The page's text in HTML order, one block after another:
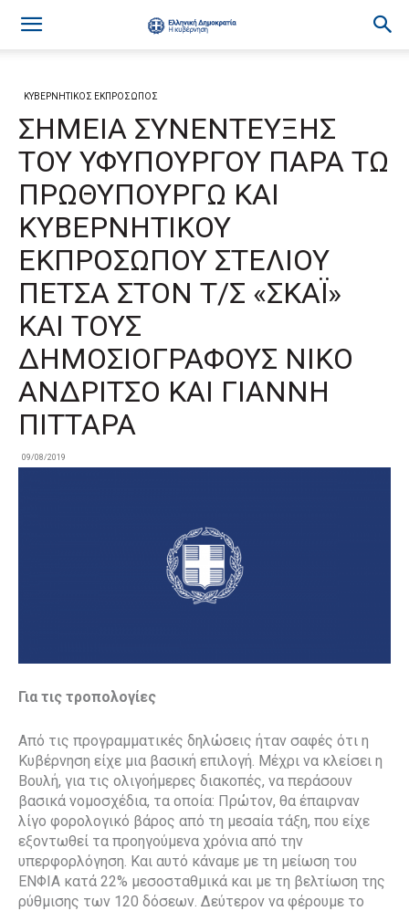
ΚΥΒΕΡΝΗΤΙΚΟΣ ΕΚΠΡΟΣΩΠΟΣ
ΣΗΜΕΙΑ ΣΥΝΕΝΤΕΥΞΗΣ
ΤΟΥ ΥΦΥΠΟΥΡΓΟΥ ΠΑΡΑ ΤΩ
ΠΡΩΘΥΠΟΥΡΓΩ ΚΑΙ
ΚΥΒΕΡΝΗΤΙΚΟΥ
ΕΚΠΡΟΣΩΠΟΥ ΣΤΕΛΙΟΥ
ΠΕΤΣΑ ΣΤΟΝ Τ/Σ «ΣΚΑΪ»
ΚΑΙ ΤΟΥΣ
ΔΗΜΟΣΙΟΓΡΑΦΟΥΣ ΝΙΚΟ
ΑΝΔΡΙΤΣΟ ΚΑΙ ΓΙΑΝΝΗ
ΠΙΤΤΑΡΑ
09/08/2019
Για τις τροπολογίες
Από τις προγραμματικές δηλώσεις ήταν σαφές ότι η
Κυβέρνηση είχε μια βασική επιλογή. Μέχρι να κλείσει η
Βουλή, για τις ολιγοήμερες διακοπές, να περάσουν
βασικά νομοσχέδια, τα οποία: Πρώτον, θα έπαιρναν
λίγο φορολογικό βάρος από τη μεσαία τάξη, που είχε
εξοντωθεί τα προηγούμενα χρόνια από την
υπερφορλόγηση. Και αυτό κάναμε με τη μείωση του
ΕΝΦΙΑ κατά 22% μεσοσταθμικά και με τη βελτίωση της
ρύθμισης των 120 δόσεων. Δεύτερον να φέρουμε το